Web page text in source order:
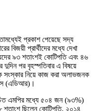
প্রকাশ পেয়েছে সদ্য
বিজয়ী প্রার্থীদের মধ্যে দেখা
৯৩ শতাংশই কোটিপতি এবং ৪৬
পর বৃহস্পতিবার এ বিষয়ে
সংস্কার নিয়ে কাজ করা অলাভজনক
(এডিআর)।
এমপির মধ্যে ৫০৪ জন (৯৩%)
ছিলেন কোটিপতি, ২০১৪